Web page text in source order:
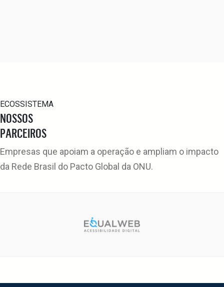
ECOSSISTEMA
NOSSOS
PARCEIROS
Empresas que apoiam a operação e ampliam o impacto
da Rede Brasil do Pacto Global da ONU.